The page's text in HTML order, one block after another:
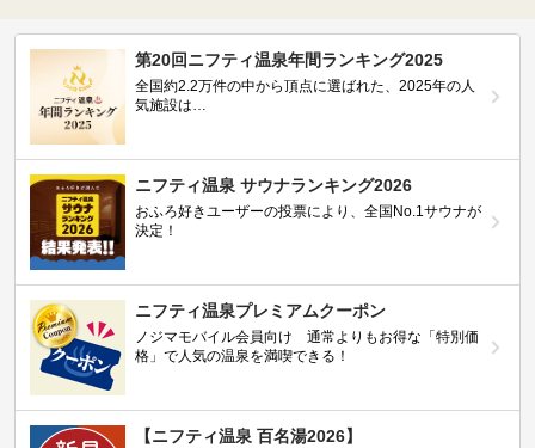
第20回ニフティ温泉年間ランキング2025
全国約2.2万件の中から頂点に選ばれた、2025年の人
気施設は…
ニフティ温泉 サウナランキング2026
おふろ好きユーザーの投票により、全国No.1サウナが
決定！
ニフティ温泉プレミアムクーポン
ノジマモバイル会員向け 通常よりもお得な「特別価
格」で人気の温泉を満喫できる！
【ニフティ温泉 百名湯2026】